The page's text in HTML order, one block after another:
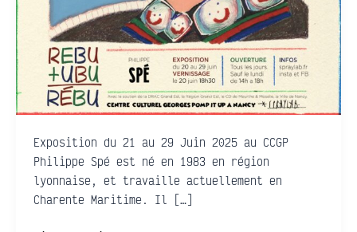
Exposition du 21 au 29 Juin 2025 au CCGP
Philippe Spé est né en 1983 en région
lyonnaise, et travaille actuellement en
Charente Maritime. Il […]